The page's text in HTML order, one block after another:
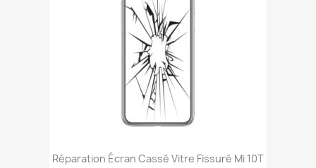
Réparation Écran Cassé Vitre Fissuré Mi 10T